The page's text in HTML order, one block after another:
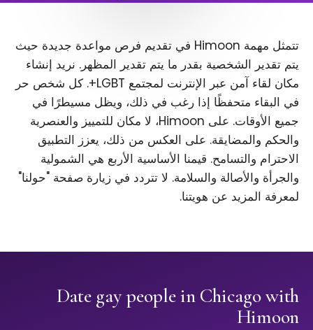
تتمثل مهمة Himoon في تقديم فرص مواعدة جديدة حيث
يتم تقدير الشخصية بقدر ما يتم تقدير المظهر. نريد إنشاء
مكان لقاء آمن عبر الإنترنت لمجتمع LGBT+. كل شخص حر
في البقاء متحفظًا إذا رغب في ذلك، ويظل مسيطرًا في
جميع الأوقات. على Himoon، لا مكان للتمييز والعنصرية
والحكم والمضايقة. على العكس من ذلك، يعزز التطبيق
الاحترام والتسامح. قيمنا الأساسية الأربع هي الشمولية
والجرأة والأصالة والسلامة. لا تتردد في زيارة صفحة "حولنا"
لمعرفة المزيد عن هويتنا.
Date gay people in Chicago with
Himoon